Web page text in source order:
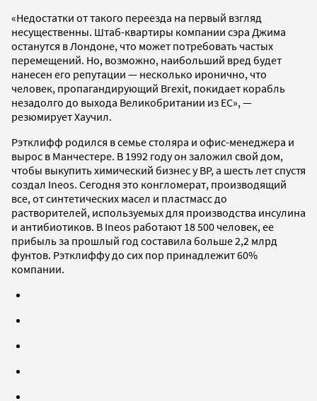
«Недостатки от такого переезда на первый взгляд
несущественны. Штаб-квартиры компании сэра Джима
останутся в Лондоне, что может потребовать частых
перемещений. Но, возможно, наибольший вред будет
нанесен его репутации — несколько иронично, что
человек, пропагандирующий Brexit, покидает корабль
незадолго до выхода Великобритании из ЕС», —
резюмирует Хаучил.
Рэтклифф родился в семье столяра и офис-менеджера и
вырос в Манчестере. В 1992 году он заложил свой дом,
чтобы выкупить химический бизнес у BP, а шесть лет спустя
создал Ineos. Сегодня это конгломерат, производящий
все, от синтетических масел и пластмасс до
растворителей, используемых для производства инсулина
и антибиотиков. В Ineos работают 18 500 человек, ее
прибыль за прошлый год составила больше 2,2 млрд
фунтов. Рэтклиффу до сих пор принадлежит 60%
компании.